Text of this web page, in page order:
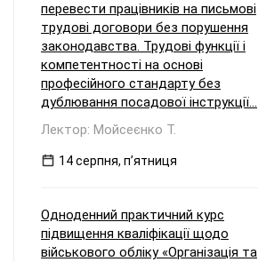
перевести працівників на письмові
трудові договори без порушення
законодавства. Трудові функції і
компетентності на основі
професійного стандарту без
дублювання посадової інструкції...
Лектор: Мойсеєнко Т.
14 серпня, пʼятниця
Одноденний практичний курс
підвищення кваліфікації щодо
військового обліку «Організація та